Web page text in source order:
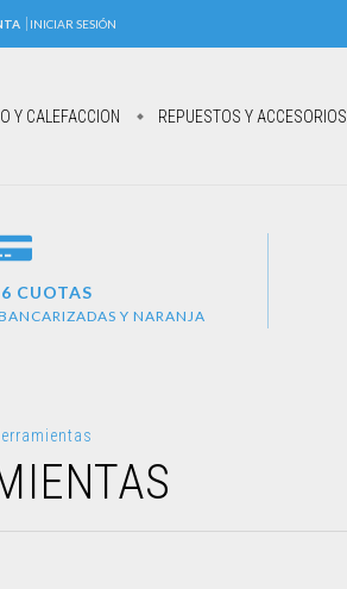
INICIAR SESIÓN
Y CALEFACCION REPUESTOS Y ACCESORIOS
CUOTAS
Y NARANJA